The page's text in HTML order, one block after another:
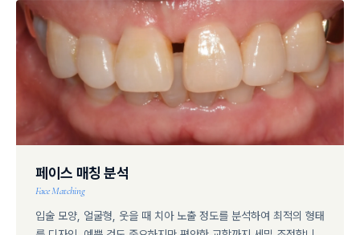
페이스 매칭 분석
Face Matching
입술 모양, 얼굴형, 웃을 때 치아 노출 정도를 분석하여 최적의 형태